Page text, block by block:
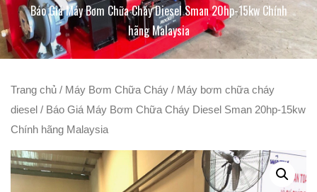
Báo Giá Máy Bơm Chữa Cháy Diesel Sman 20hp-15kw Chính
hãng Malaysia
Trang chủ / Máy Bơm Chữa Cháy / Máy bơm chữa cháy
diesel / Báo Giá Máy Bơm Chữa Cháy Diesel Sman 20hp-15kw
Chính hãng Malaysia